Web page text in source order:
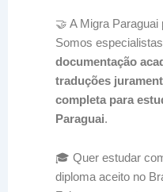
🤝 A Migra Paraguai
Somos
documentação
traduções
completa para
Paraguai.
🎓 Quer estudar
diploma aceito no